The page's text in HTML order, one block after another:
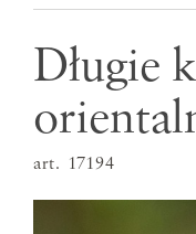
Długie
art. 17194